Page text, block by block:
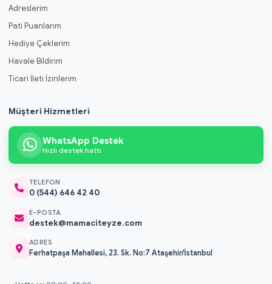
Adreslerim
Pati Puanlarım
Hediye Çeklerim
Havale Bildirim
Ticari İleti İzinlerim
Müşteri Hizmetleri
WhatsApp Destek
Hızlı destek hattı
TELEFON
0 (544) 646 42 40
E-POSTA
destek@mamaciteyze.com
ADRES
Ferhatpaşa Mahallesi, 23. Sk. No:7 Ataşehir/İstanbul